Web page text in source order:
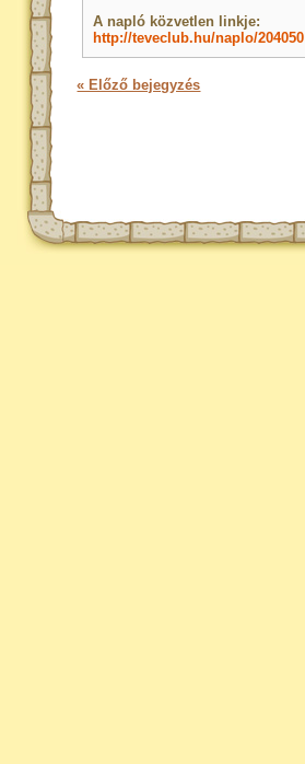
A napló közvetlen linkje:
http://teveclub.hu/naplo/204050
« Előző bejegyzés